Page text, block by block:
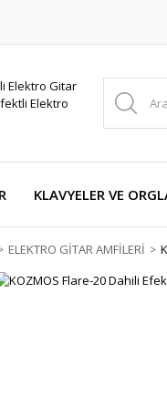
KLAVYELER VE
ELEKTRO GİTAR AMFİLERİ